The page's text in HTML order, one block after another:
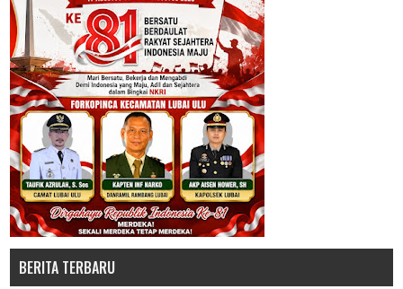
BERITA TERBARU